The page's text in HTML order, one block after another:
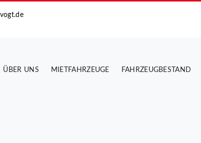
ÜBER UNS MIETFAHRZEUGE FAHRZEUGBESTAND